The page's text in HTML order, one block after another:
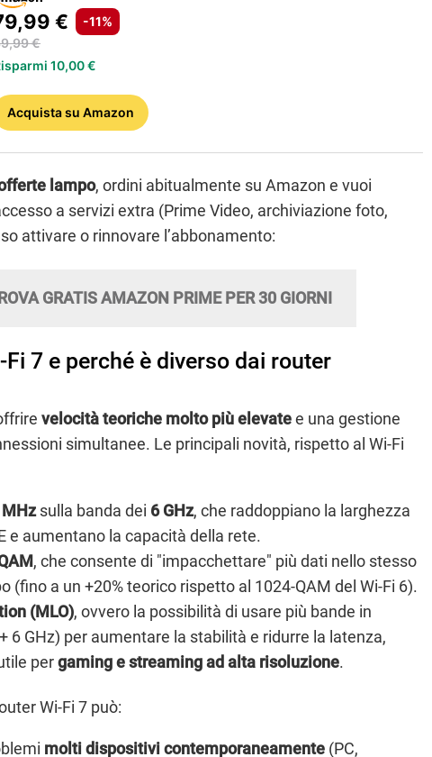
€
-11%
€
10,00 €
Acquistasu Amazon
lampo, ordini abitualmente su Amazon e vuoi
a servizi extra (Prime Video, archiviazione foto,
attivare o rinnovare l’abbonamento:
GRATIS AMAZON PRIME PER 30 GIORNI
Fi 7 e perché è diverso dai router
velocità teoriche molto più elevatee una gestione
simultanee. Le principali novità, rispetto al Wi-Fi
sulla banda dei 6 GHz, che raddoppiano la larghezza
e aumentano la capacità della rete.
, che consente di "impacchettare" più dati nello stesso
(fino a un +20% teorico rispetto al 1024-QAM del Wi-Fi 6).
(MLO), ovvero la possibilità di usare più bande in
6 GHz) per aumentare la stabilità e ridurre la latenza,
pergaming e streaming ad alta risoluzione.
Wi-Fi 7 può:
molti dispositivi contemporaneamente(PC,